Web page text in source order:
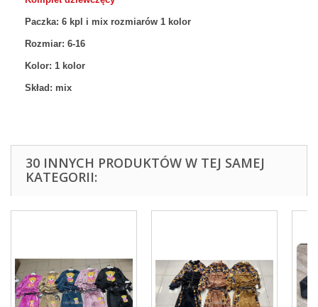
Paczka: 6 kpl i mix rozmiarów 1 kolor
Rozmiar: 6-16
Kolor: 1 kolor
Skład: mix
30 INNYCH PRODUKTÓW W TEJ SAMEJ
KATEGORII: